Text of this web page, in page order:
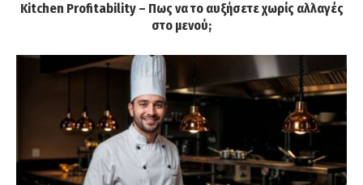
Kitchen Profitability – Πως να το αυξήσετε χωρίς αλλαγές
στο μενού;